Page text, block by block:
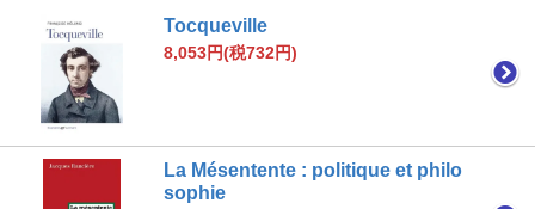
Tocqueville
8,053円(税732円)
La Mésentente : politique et philo
sophie